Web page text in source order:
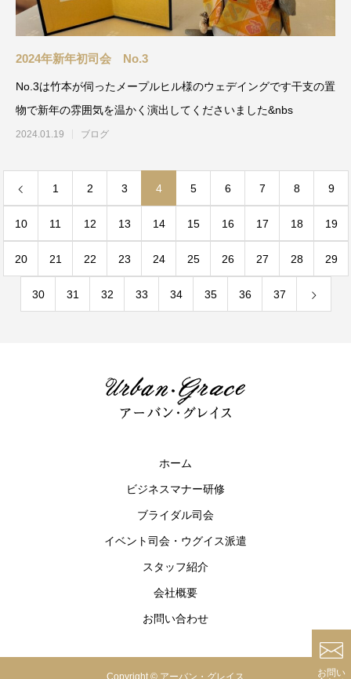
2024年新年初司会 No.3
No.3は竹本が伺ったメープルヒル様のウェデイングです干支の置
物で新年の雰囲気を温かく演出してくださいました&nbs
2024.01.19 ブログ
1 2 3 4 5 6 7 8 9
10 11 12 13 14 15 16 17 18 19
20 21 22 23 24 25 26 27 28 29
30 31 32 33 34 35 36 37
ホーム
ビジネスマナー研修
ブライダル司会
イベント司会・ウグイス派遣
スタッフ紹介
会社概要
お問い合わせ
Copyright © アーバン・グレイス
お問い